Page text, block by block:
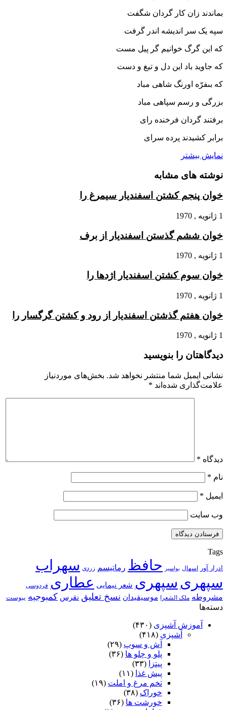
بماندند زان کار گردان شگفت
سپه یک سر اندیشه اندر گرفت‏
که این گرگ خوانیم گر پیل مست
که جاوید باد این دل و تیغ و دست‏
که بى‏فرّه اورنگ شاهى مباد
بزرگى و رسم سپاهى مباد
برفتند گردان فرخنده راى
برابر کشیدند پرده سراى‏
نمایش بیشتر
نوشته های مشابه
خوان پنجم کشتن اسفندیار سیمرغ را
1 ژانویه , 1970
خوان ششم گذستن اسفندیار از برف
1 ژانویه , 1970
خوان سوم کشتن اسفندیار اژدها را
1 ژانویه , 1970
خوان هفتم گذشتن اسفندیار از رود و کشتن گرگسار را
1 ژانویه , 1970
دیدگاهتان را بنویسید
نشانی ایمیل شما منتشر نخواهد شد. بخش‌های موردنیاز
علامت‌گذاری شده‌اند *
دیدگاه *
نام *
ایمیل *
وب‌ سایت
Tags
ادرار آور اسهال بواسیر حافظ رماتیسم زردی سهراب
سپهری سپهری شعر نیمایی عطاری فردوسی
مشروطه ملک الشعرا موسیقیدان نسخ تعلیق نقرس کمبوجیه یبوست
دسته‌ها
آموزش آشپزی (۴۳۰)
آشپزی (۴۱۸)
آش و سوپ (۲۹)
پلو و چلو ها (۳۶)
پیتزا
(۳۳)
پیش غذا (۱۱)
تخم مرغ و املت (۱۹)
خوراک (۳۸)
خورشت ها (۳۶)